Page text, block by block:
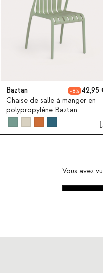
Baztan 8
42,95
Chaise de salle à manger en
polypropylène Baztan
Vous avez vu